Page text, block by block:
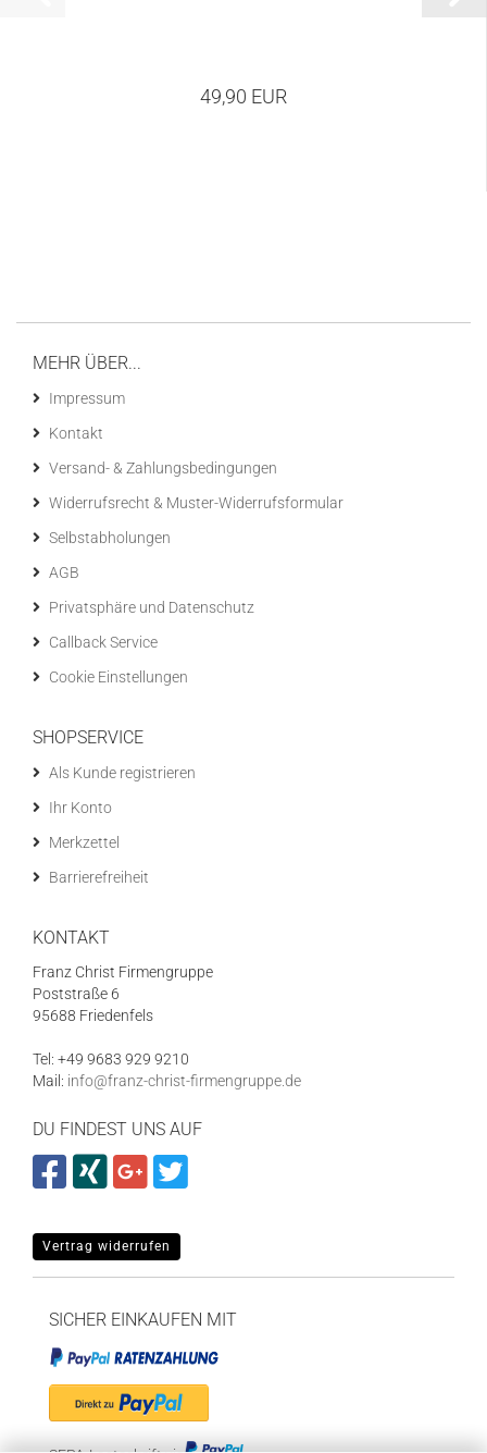
49,90 EUR
MEHR ÜBER...
Impressum
Kontakt
Versand- & Zahlungsbedingungen
Widerrufsrecht & Muster-Widerrufsformular
Selbstabholungen
AGB
Privatsphäre und Datenschutz
Callback Service
Cookie Einstellungen
SHOPSERVICE
Als Kunde registrieren
Ihr Konto
Merkzettel
Barrierefreiheit
KONTAKT
Franz Christ Firmengruppe
Poststraße 6
95688 Friedenfels
Tel: +49 9683 929 9210
Mail: info@franz-christ-firmengruppe.de
DU FINDEST UNS AUF
Vertrag widerrufen
SICHER EINKAUFEN MIT